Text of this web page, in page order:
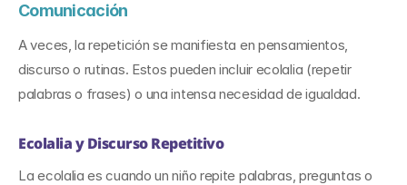
Comunicación
A veces, la repetición se manifiesta en pensamientos,
discurso o rutinas. Estos pueden incluir ecolalia (repetir
palabras o frases) o una intensa necesidad de igualdad.
Ecolalia y Discurso Repetitivo
La ecolalia es cuando un niño repite palabras, preguntas o